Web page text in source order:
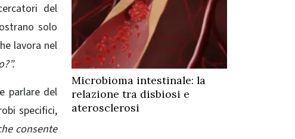
del
solo
lavora nel
parlare del
specifici,
consente
Microbioma intestinale: la
relazione tra disbiosi e
aterosclerosi